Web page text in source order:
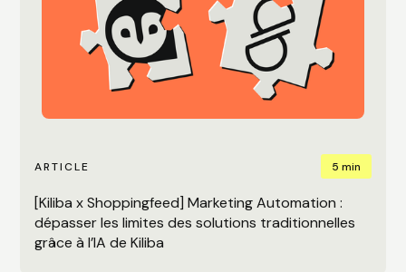
ARTICLE 5 min
[Kiliba x Shoppingfeed] Marketing Automation :
dépasser les limites des solutions traditionnelles
grâce à l’IA de Kiliba